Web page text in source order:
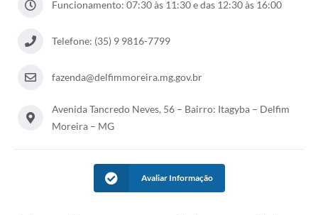
Cultura
Meio Ambiente
JORNADA DO PATRIMÔNIO
Funcionamento: 07:30 às 11:30 e das 12:30 às 16:00
Telefone: (35) 9 9816-7799
fazenda@delfimmoreira.mg.gov.br
Avenida Tancredo Neves, 56 – Bairro: Itagyba – Delfim
Moreira – MG
Avaliar Informação